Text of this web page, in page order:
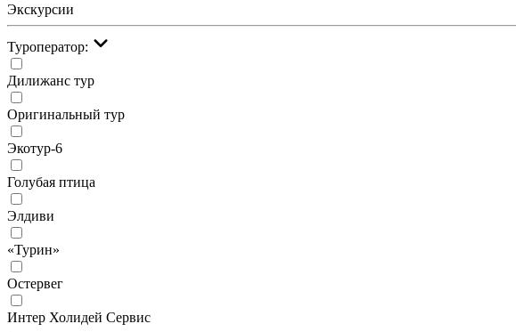
Экскурсии
Туроператор:
Дилижанс тур
Оригинальный тур
Экотур-6
Голубая птица
Элдиви
«Турин»
Остервег
Интер Холидей Сервис